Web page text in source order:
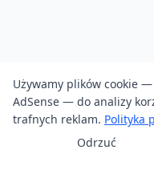
Używamy plików cookie
AdSense — do analizy
trafnych reklam. Polityka
Odrzuć